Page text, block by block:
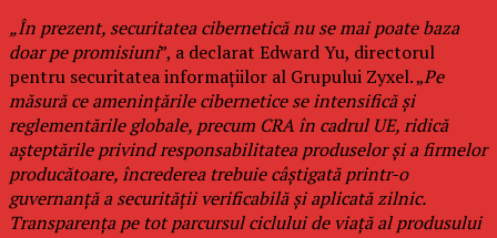
„În prezent, securitatea cibernetică nu se mai poate baza
doar pe promisiuni”, a declarat Edward Yu, directorul
pentru securitatea informațiilor al Grupului Zyxel. „Pe
măsură ce amenințările cibernetice se intensifică și
reglementările globale, precum CRA în cadrul UE, ridică
așteptările privind responsabilitatea produselor și a firmelor
producătoare, încrederea trebuie câștigată printr-o
guvernanță a securității verificabilă și aplicată zilnic.
Transparența pe tot parcursul ciclului de viață al produsului